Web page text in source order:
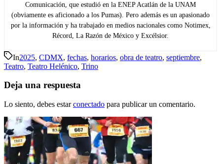
Comunicación, que estudió en la ENEP Acatlán de la UNAM
(obviamente es aficionado a los Pumas). Pero además es un apasionado
por la información y ha trabajado en medios nacionales como Notimex,
Récord, La Razón de México y Excélsior.
In2025, CDMX, fechas, horarios, obra de teatro, septiembre,
Teatro, Teatro Helénico, Trino
Deja una respuesta
Lo siento, debes estarconectado para publicar un comentario.